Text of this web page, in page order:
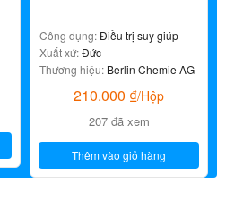
Công dụng:Điều trị suy giúp
Xuất xứ:Đức
Thương hiệu: Berlin Chemie AG
210.000 ₫/Hộp
207 đã xem
Thêm vào giỏ hàng